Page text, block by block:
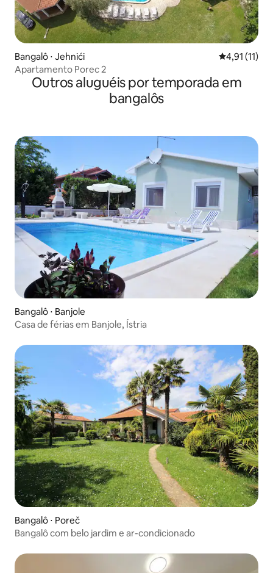
Bangalô ⋅ Jehnići 4,91 de uma
4,91 (11)
Apartamento Porec 2
Outros aluguéis por temporada em
bangalôs
Bangalô ⋅ Banjole
Casa de férias em Banjole, Ístria
Bangalô ⋅ Poreč
Bangalô com belo jardim e ar-condicionado